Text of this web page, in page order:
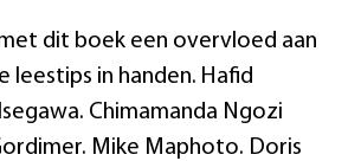
dit boek een overvloed aan
leestips in handen. Hafid
Chimamanda Ngozi
Mike Maphoto. Doris